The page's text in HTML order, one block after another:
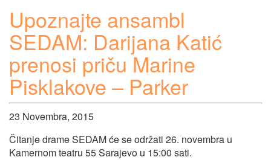
Upoznajte ansambl
SEDAM: Darijana Katić
prenosi priču Marine
Pisklakove – Parker
23 Novembra, 2015
Čitanje drame SEDAM će se održati 26. novembra u
Kamernom teatru 55 Sarajevo u 15:00 sati.